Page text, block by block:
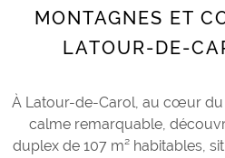
MONTAGNES ET
LATOUR-DE-
À Latour-de-Carol, au cœur du
calme remarquable,
duplex de 107 m² habitables,